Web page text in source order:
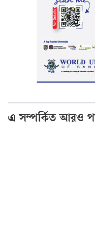
এ সম্পর্কিত আরও